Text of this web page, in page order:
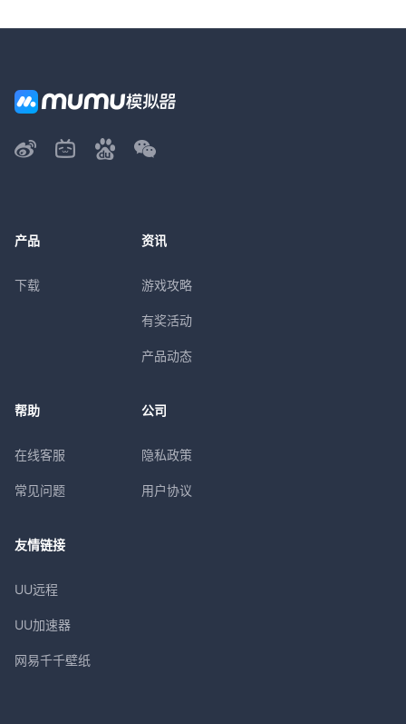
产品
下载
资讯
游戏攻略
有奖活动
产品动态
帮助
在线客服
常见问题
公司
隐私政策
用户协议
友情链接
UU远程
UU加速器
网易千千壁纸